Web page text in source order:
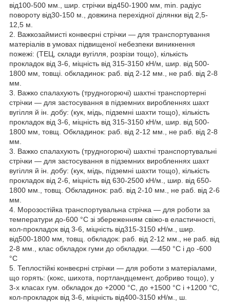
від100-500 мм., шир. стрічки від450-1900 мм, min. радіус
повороту від30-150 м., довжина перехідної ділянки від 2,5-
12,5 м.
2. Важкозаймисті конвеєрні стрічки — для транспортування
матеріалів в умовах підвищеної небезпеки виникнення
пожежі: (ТЕЦ, склади вугілля, розрізи тощо), кількість
прокладок від 3-6, міцність від 315-3150 кН/м, шир. від 500-
1800 мм, товщі. обкладинок: раб. від 2-12 мм., не раб. від 2-8
мм.
3. Важко спалахують (трудногорючі) шахтні транспортерні
стрічки — для застосування в підземних виробленнях шахт
вугілля й ін. добу: (кук, мідь, підземні шахти тощо), кількість
прокладок від 3-6, міцність від 315-3150 кН/м, шир. від 500-
1800 мм, товщ. Обкладинок: раб. від 2-12 мм., не раб. від 2-8
мм.
3. Важко спалахують (трудногорючі) шахтні транспортувальні
стрічки — для застосування в підземних виробленнях шахт
вугілля й ін. добу: (кук, мідь, підземні шахти тощо), кількість
прокладок від 2-6, міцність від 630-2500 кН/м., шир. від 650-
1800 мм., товщ. Обкладинок: раб. від 2-10 мм., не раб. від 2-6
мм.
4. Морозостійка транспортувальна стрічка — для роботи за
температури до-600 °C зі збереженням свіжо-в еластичності,
кол-прокладок від 3-6, міцність від315-3150 кН/м., шир.
від500-1800 мм, товщ. обкладок: раб. від 2-12 мм., не раб. від
2-8 мм., клас обкладок гуми до обкладки. —450 °C і до -600
°C
5. Теплостійкі конвеєрні стрічки — для роботи з матеріалами,
що горять: (кокс, шихота, портландцемент, добриво тощо), у
3-х класах гум. обкладок до +2000 °C, до +1500 °C і +1200 °C,
кол-прокладок від 3-6, міцність від400-3150 кН/м., ш.